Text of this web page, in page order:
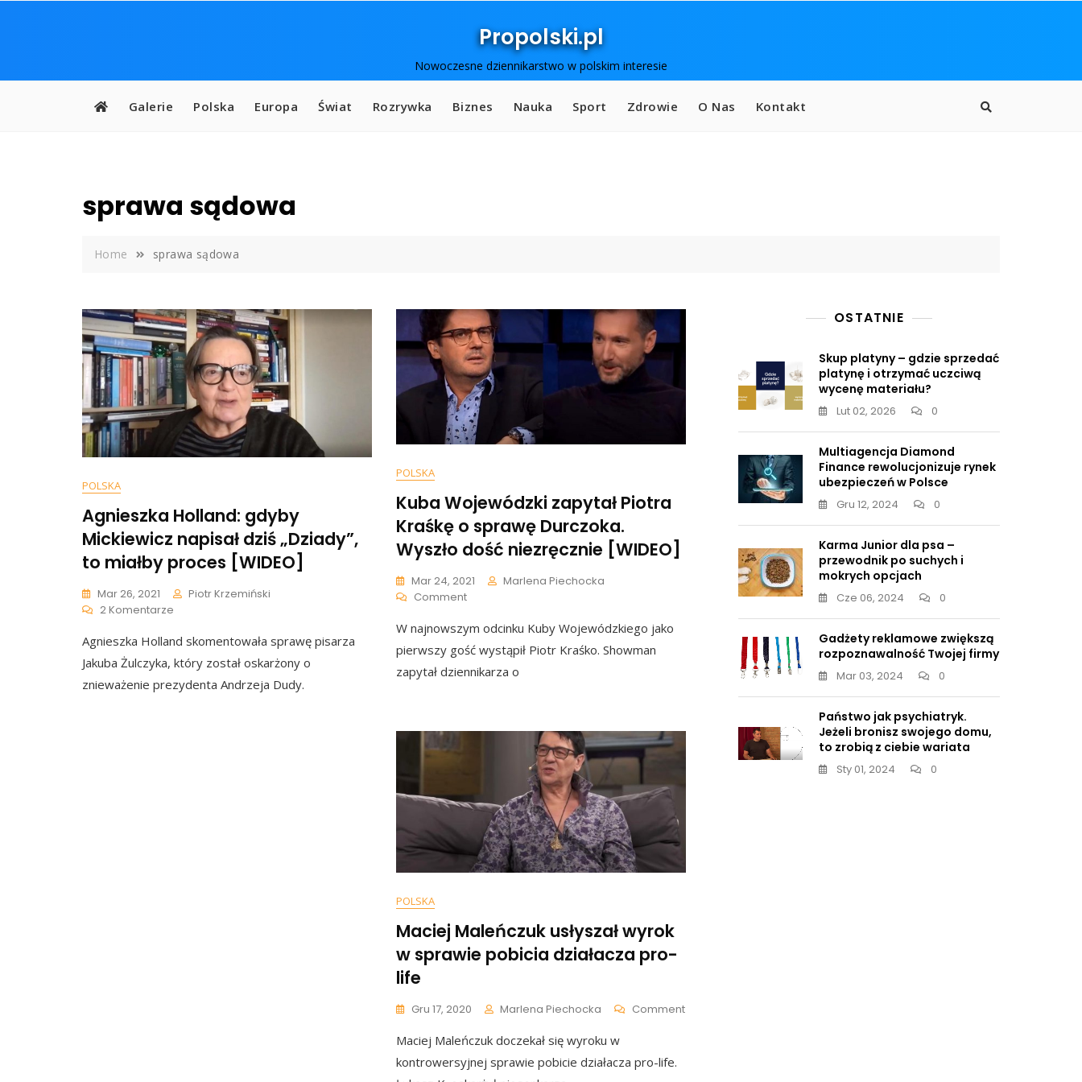
Propolski.pl
Nowoczesne dziennikarstwo w polskim interesie
Galerie Polska Europa Świat Rozrywka Biznes Nauka Sport Zdrowie O Nas Kontakt
sprawa sądowa
Home sprawa sądowa
POLSKA
Agnieszka Holland: gdyby
Mickiewicz napisał dziś „Dziady”,
to miałby proces [WIDEO]
Mar 26, 2021
Piotr Krzemiński
2 Komentarze
Holland:
Gdyby
Mickiewicz
Napisał
Agnieszka Holland skomentowała sprawę pisarza
Jakuba Żulczyka, który został oskarżony o
znieważenie prezydenta Andrzeja Dudy.
POLSKA
Kuba Wojewódzki zapytał Piotra
Kraśkę o sprawę Durczoka.
Wyszło dość niezręcznie [WIDEO]
Mar 24, 2021
Marlena Piechocka
CommentOn
Wojewódzki
Zapytał
Piotra
Kraśkę
W najnowszym odcinku Kuby Wojewódzkiego jako
pierwszy gość wystąpił Piotr Kraśko. Showman
zapytał dziennikarza o
POLSKA
Maciej Maleńczuk usłyszał wyrok
w sprawie pobicia działacza pro-
life
Gru 17, 2020 Marlena Piechocka CommentOn
Maciej Maleńczuk doczekał się wyroku w
kontrowersyjnej sprawie pobicie działacza pro-life.
OSTATNIE
Skup platyny – gdzie sprzedać
platynę i otrzymać uczciwą
wycenę materiału?
Lut 02, 2026 0
Multiagencja Diamond
Finance rewolucjonizuje rynek
ubezpieczeń w Polsce
Gru 12, 2024 0
Karma Junior dla psa –
przewodnik po suchych i
mokrych opcjach
Cze 06, 2024 0
Gadżety reklamowe zwiększą
rozpoznawalność Twojej firmy
Mar 03, 2024 0
Państwo jak psychiatryk.
Jeżeli bronisz swojego domu,
to zrobią z ciebie wariata
Sty 01, 2024 0